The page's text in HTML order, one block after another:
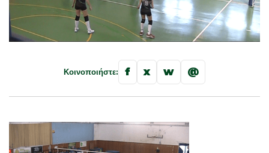
Κοινοποιήστε: f x w @